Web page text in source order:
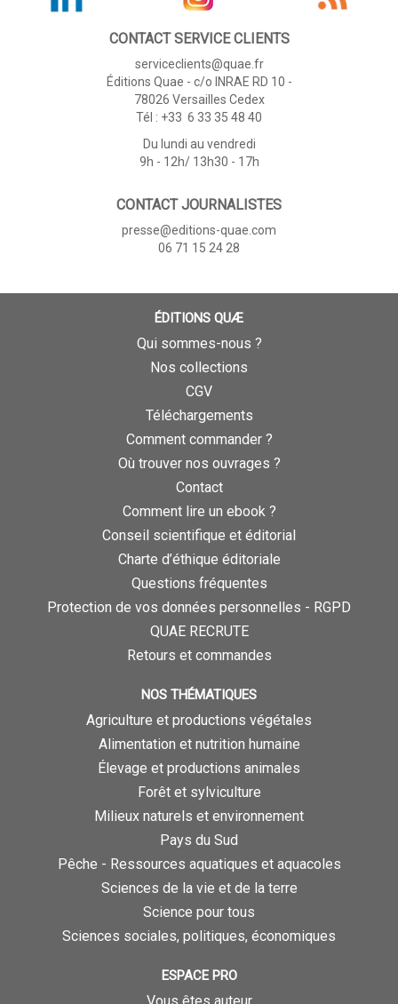
CONTACT SERVICE CLIENTS
serviceclients@quae.fr
Éditions Quae - c/o INRAE RD 10 -
78026 Versailles Cedex
Tél : +33 6 33 35 48 40
Du lundi au vendredi
9h - 12h/ 13h30 - 17h
CONTACT JOURNALISTES
presse@editions-quae.com
06 71 15 24 28
ÉDITIONS QUÆ
Qui sommes-nous ?
Nos collections
CGV
Téléchargements
Comment commander ?
Où trouver nos ouvrages ?
Contact
Comment lire un ebook ?
Conseil scientifique et éditorial
Charte d’éthique éditoriale
Questions fréquentes
Protection de vos données personnelles - RGPD
QUAE RECRUTE
Retours et commandes
NOS THÉMATIQUES
Agriculture et productions végétales
Alimentation et nutrition humaine
Élevage et productions animales
Forêt et sylviculture
Milieux naturels et environnement
Pays du Sud
Pêche - Ressources aquatiques et aquacoles
Sciences de la vie et de la terre
Science pour tous
Sciences sociales, politiques, économiques
ESPACE PRO